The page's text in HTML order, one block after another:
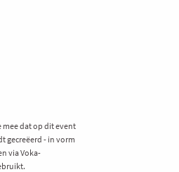
mee dat op dit event
gecreëerd - in vorm
via Voka-